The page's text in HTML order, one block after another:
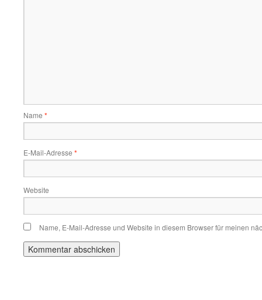
Name *
E-Mail-Adresse *
Website
Name, E-Mail-Adresse und Website in diesem Browser für meinen